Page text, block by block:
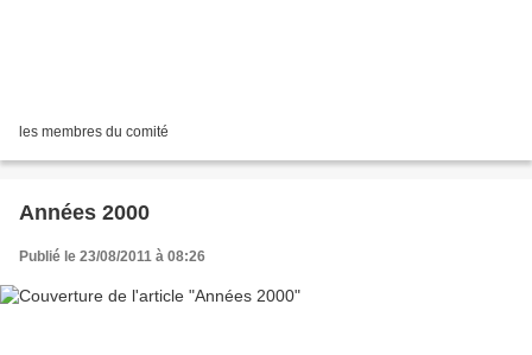
les membres du comité
Années 2000
Publié le 23/08/2011 à 08:26